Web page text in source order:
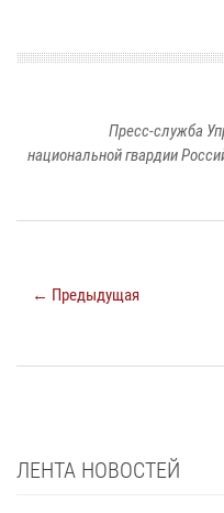
Пресс-служба
национальной гвардии
← Предыдущая
ЛЕНТА НОВОСТЕЙ